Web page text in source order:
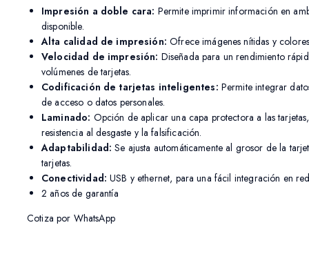
Impresión a doble cara: Permite imprimir información en
disponible.
Alta calidad de impresión: Ofrece imágenes nítidas y
Velocidad de impresión: Diseñada para un rendimiento
volúmenes de tarjetas.
Codificación de tarjetas inteligentes: Permite integrar
de acceso o datos personales.
Laminado: Opción de aplicar una capa protectora a las
resistencia al desgaste y la falsificación.
Adaptabilidad: Se ajusta automáticamente al grosor de la
tarjetas.
Conectividad: USB y ethernet, para una fácil integración en
2 años de garantía
Cotiza por WhatsApp